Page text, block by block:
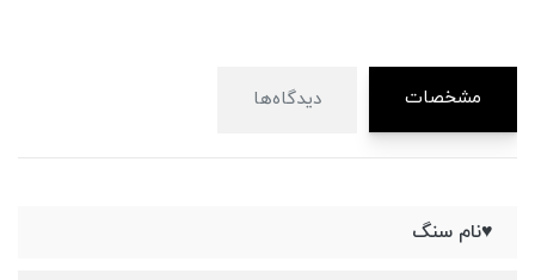
مشخصات دیدگاه‌ها
♥️نام سنگ